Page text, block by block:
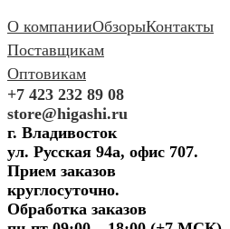
О компанииОбзорыКонтакты
Поставщикам
Оптовикам
+7 423 232 89 08
store@higashi.ru
г. Владивосток
ул. Русская 94а, офис 707.
Прием заказов
круглосуточно.
Обработка заказов